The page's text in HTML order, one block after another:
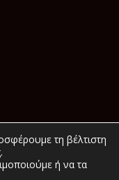
τη βέλτιστη
ή να τα